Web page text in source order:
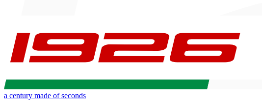
a century made of seconds